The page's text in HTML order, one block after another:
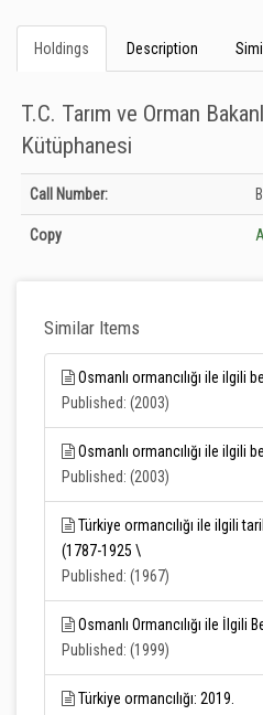
Holdings Description
T.C. Tarım ve Orman
Kütüphanesi
Holdings details from T.C. Tarım ve
Unknown
Call Number:
Copy
Similar Items
Osmanlı ormancılığı ile ilgili
Published: (2003)
Osmanlı ormancılığı ile ilgili
Published: (2003)
Türkiye ormancılığı ile ilgili
(1787-1925 \
Published: (1967)
Osmanlı Ormancılığı ile İlgili
Published: (1999)
Türkiye ormancılığı: 2019.